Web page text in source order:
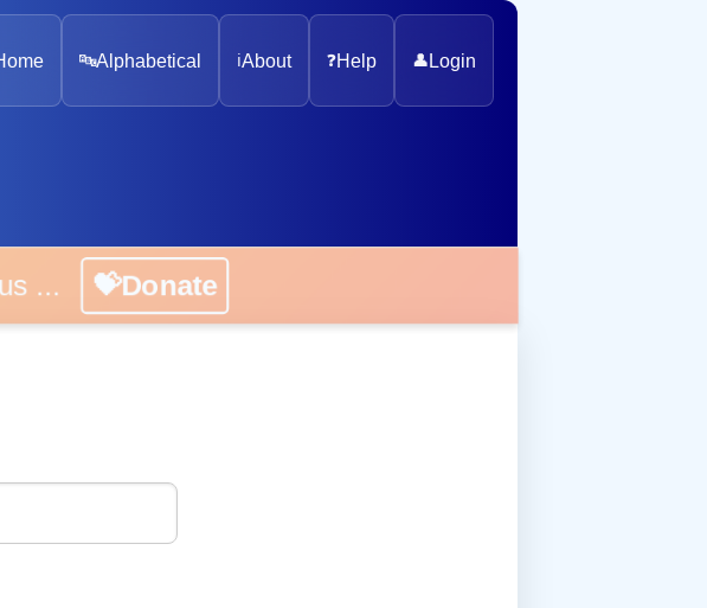
🔤Alphabetical ℹ️About ❓Help 👤 Login
... 💝Donate